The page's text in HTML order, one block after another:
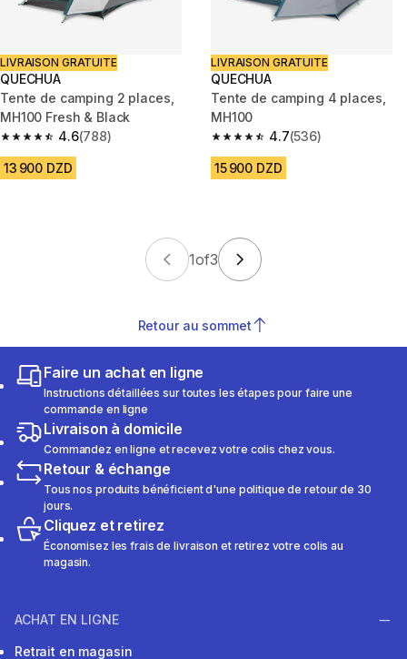
LIVRAISON GRATUITE
QUECHUA
Tente de camping 2 places,
MH100 Fresh & Black
4.6
4.6 out of 5 stars from 788 reviews
(788)
13 900 DZD
LIVRAISON GRATUITE
QUECHUA
Tente de camping 4 places,
MH100
4.7
4.7 out of 5 stars from 536
(536)
15 900 DZD
1of3
Retour au sommet
Faire un achat en ligne
Instructions détaillées sur toutes les étapes pour faire une
commande en ligne
Livraison à domicile
Commandez en ligne et recevez votre colis chez vous.
Retour & échange
Tous nos produits bénéficient d'une politique de retour de 30
jours.
Cliquez et retirez
Économisez les frais de livraison et retirez votre colis au
magasin.
ACHAT EN LIGNE
Retrait en magasin